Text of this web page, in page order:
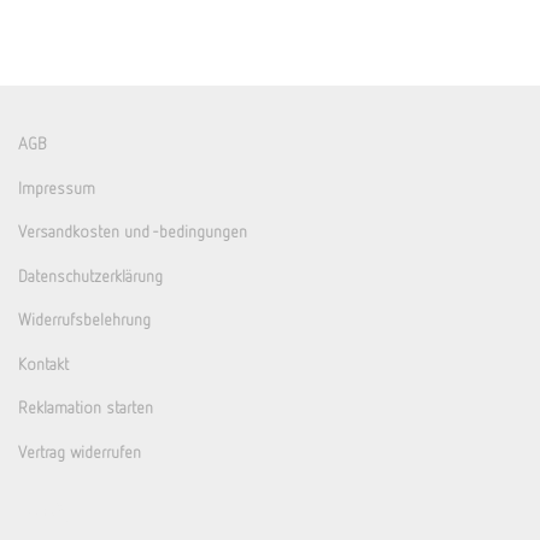
AGB
Impressum
Versandkosten und -bedingungen
Datenschutzerklärung
Widerrufsbelehrung
Kontakt
Reklamation starten
Vertrag widerrufen